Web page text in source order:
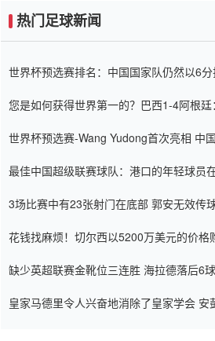
热门足球新闻
世界杯预选赛排名：中国国家队仍然以6
您是如何获得世界第一的？巴西1-4阿根廷
世界杯预选赛-Wang Yudong首次亮相 中
最佳中国超级联赛球队：港口的年轻球员
3场比赛中有23张射门在底部 郭安无效传
花钱找麻烦！切尔西以5200万美元的价格
缺少英超联赛金靴位三连胜 海拉德落后6
皇家马德里令人兴奋地消除了皇家学会 安